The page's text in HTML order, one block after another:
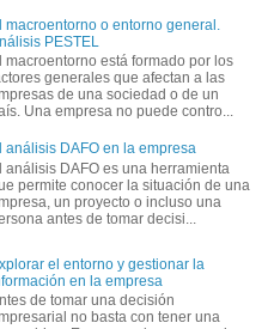
macroentorno o entorno general.
PESTEL
macroentorno está formado por los
generales que afectan a las
de una sociedad o de un
Una empresa no puede contro...
análisis DAFO en la empresa
análisis DAFO es una herramienta
permite conocer la situación de una
un proyecto o incluso una
antes de tomar decisi...
el entorno y gestionar la
en la empresa
de tomar una decisión
no basta con tener una